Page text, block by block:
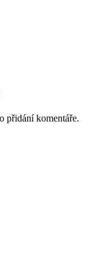
přidání komentáře.